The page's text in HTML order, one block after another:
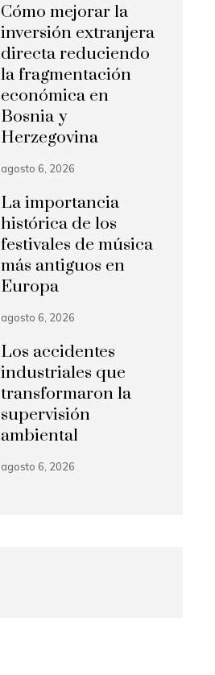
Cómo mejorar la
inversión extranjera
directa reduciendo
la fragmentación
económica en
Bosnia y
Herzegovina
agosto 6, 2026
La importancia
histórica de los
festivales de música
más antiguos en
Europa
agosto 6, 2026
Los accidentes
industriales que
transformaron la
supervisión
ambiental
agosto 6, 2026